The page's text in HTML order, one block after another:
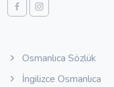
Osmanlıca Sözlük
İngilizce Osmanlıca